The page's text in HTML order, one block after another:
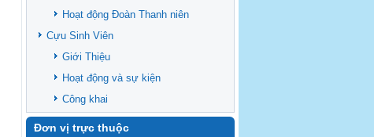
Văn bản - Quy định
Ban chấp hành Đảng bộ khoa
Hoạt động Đoàn Thanh niên
Cựu Sinh Viên
Giới Thiệu
Hoạt động và sự kiện
Công khai
Đơn vị trực thuộc